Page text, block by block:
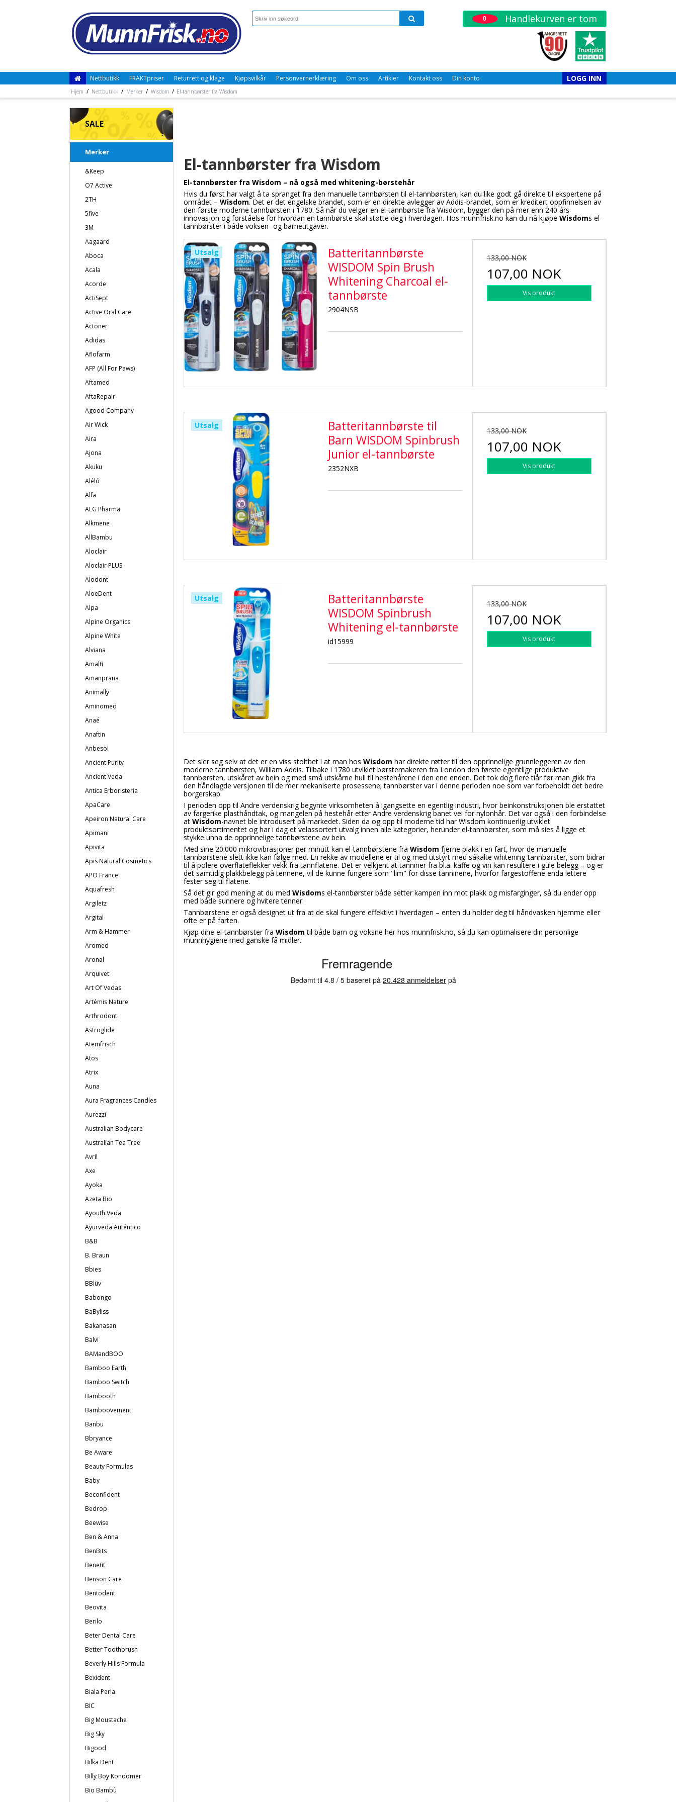
0 Handlekurven er tom
Nettbutikk FRAKTpriser Returrett og klage Kjøpsvilkår Personvernerklæring Om oss Artikler Kontakt oss Din konto LOGG INN
Hjem / Nettbutikk / Merker / Wisdom / El-tannbørster fra Wisdom
SALE
Merker
&Keep
O7 Active
2TH
5five
3M
Aagaard
Aboca
Acala
Acorde
ActiSept
Active Oral Care
Actoner
Adidas
Aflofarm
AFP (All For Paws)
Aftamed
AftaRepair
Agood Company
Air Wick
Aira
Ajona
Akuku
Aléló
Alfa
ALG Pharma
Alkmene
AllBambu
Aloclair
Aloclair PLUS
Alodont
AloeDent
Alpa
Alpine Organics
Alpine White
Alviana
Amalfi
Amanprana
Animally
Aminomed
Anaé
Anaftin
Anbesol
Ancient Purity
Ancient Veda
Antica Erboristeria
ApaCare
Apeiron Natural Care
Apimani
Apivita
Apis Natural Cosmetics
APO France
Aquafresh
Argiletz
Argital
Arm & Hammer
Aromed
Aronal
Arquivet
Art Of Vedas
Artémis Nature
Arthrodont
Astroglide
Atemfrisch
Atos
Atrix
Auna
Aura Fragrances Candles
Aurezzi
Australian Bodycare
Australian Tea Tree
Avril
Axe
Ayoka
Azeta Bio
Ayouth Veda
Ayurveda Auténtico
B&B
B. Braun
Bbies
BBlüv
Babongo
BaByliss
Bakanasan
Balvi
BAMandBOO
Bamboo Earth
Bamboo Switch
Bambooth
Bamboovement
Banbu
Bbryance
Be Aware
Beauty Formulas
Baby
Beconfident
Bedrop
Beewise
Ben & Anna
BenBits
Benefit
Benson Care
Bentodent
Beovita
Berilo
Beter Dental Care
Better Toothbrush
Beverly Hills Formula
Bexident
Biala Perla
BIC
Big Moustache
Big Sky
Bigood
Bilka Dent
Billy Boy Kondomer
Bio Bambù
El-tannbørster fra Wisdom
El-tannbørster fra Wisdom – nå også med whitening-børstehår
Hvis du først har valgt å ta spranget fra den manuelle tannbørsten til el-tannbørsten, kan du like godt gå direkte til ekspertene på
området – Wisdom. Det er det engelske brandet, som er en direkte avlegger av Addis-brandet, som er kreditert oppfinnelsen av
den første moderne tannbørsten i 1780. Så når du velger en el-tannbørste fra Wisdom, bygger den på mer enn 240 års
innovasjon og forståelse for hvordan en tannbørste skal støtte deg i hverdagen. Hos munnfrisk.no kan du nå kjøpe Wisdoms el-
tannbørster i både voksen- og barneutgaver.
Utsalg
Batteritannbørste
WISDOM Spin Brush
Whitening Charcoal el-
tannbørste
2904NSB
133,00 NOK
107,00 NOK
Vis produkt
Utsalg
Batteritannbørste til
Barn WISDOM Spinbrush
Junior el-tannbørste
2352NXB
133,00 NOK
107,00 NOK
Vis produkt
Utsalg
Batteritannbørste
WISDOM Spinbrush
Whitening el-tannbørste
id15999
133,00 NOK
107,00 NOK
Vis produkt
Det sier seg selv at det er en viss stolthet i at man hos Wisdom har direkte røtter til den opprinnelige grunnleggeren av den
moderne tannbørsten, William Addis. Tilbake i 1780 utviklet børstemakeren fra London den første egentlige produktive
tannbørsten, utskåret av bein og med små utskårne hull til hestehårene i den ene enden. Det tok dog flere tiår før man gikk fra
den håndlagde versjonen til de mer mekaniserte prosessene; tannbørster var i denne perioden noe som var forbeholdt det bedre
borgerskap.
I perioden opp til Andre verdenskrig begynte virksomheten å igangsette en egentlig industri, hvor beinkonstruksjonen ble erstattet
av fargerike plasthåndtak, og mangelen på hestehår etter Andre verdenskrig banet vei for nylonhår. Det var også i den forbindelse
at Wisdom-navnet ble introdusert på markedet. Siden da og opp til moderne tid har Wisdom kontinuerlig utviklet
produktsortimentet og har i dag et velassortert utvalg innen alle kategorier, herunder el-tannbørster, som må sies å ligge et
stykke unna de opprinnelige tannbørstene av bein.
Med sine 20.000 mikrovibrasjoner per minutt kan el-tannbørstene fra Wisdom fjerne plakk i en fart, hvor de manuelle
tannbørstene slett ikke kan følge med. En rekke av modellene er til og med utstyrt med såkalte whitening-tannbørster, som bidrar
til å polere overflateflekker vekk fra tannflatene. Det er velkjent at tanniner fra bl.a. kaffe og vin kan resultere i gule belegg – og er
det samtidig plakkbelegg på tennene, vil de kunne fungere som "lim" for disse tanninene, hvorfor fargestoffene enda lettere
fester seg til flatene.
Så det gir god mening at du med Wisdoms el-tannbørster både setter kampen inn mot plakk og misfarginger, så du ender opp
med både sunnere og hvitere tenner.
Tannbørstene er også designet ut fra at de skal fungere effektivt i hverdagen – enten du holder deg til håndvasken hjemme eller
ofte er på farten.
Kjøp dine el-tannbørster fra Wisdomtil både barn og voksne her hos munnfrisk.no, så du kan optimalisere din personlige
munnhygiene med ganske få midler.